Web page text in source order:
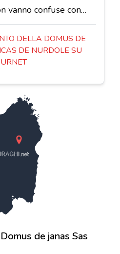
vanno confuse con…
DELLA DOMUS DE
DE NURDOLE SU
de janas Sas